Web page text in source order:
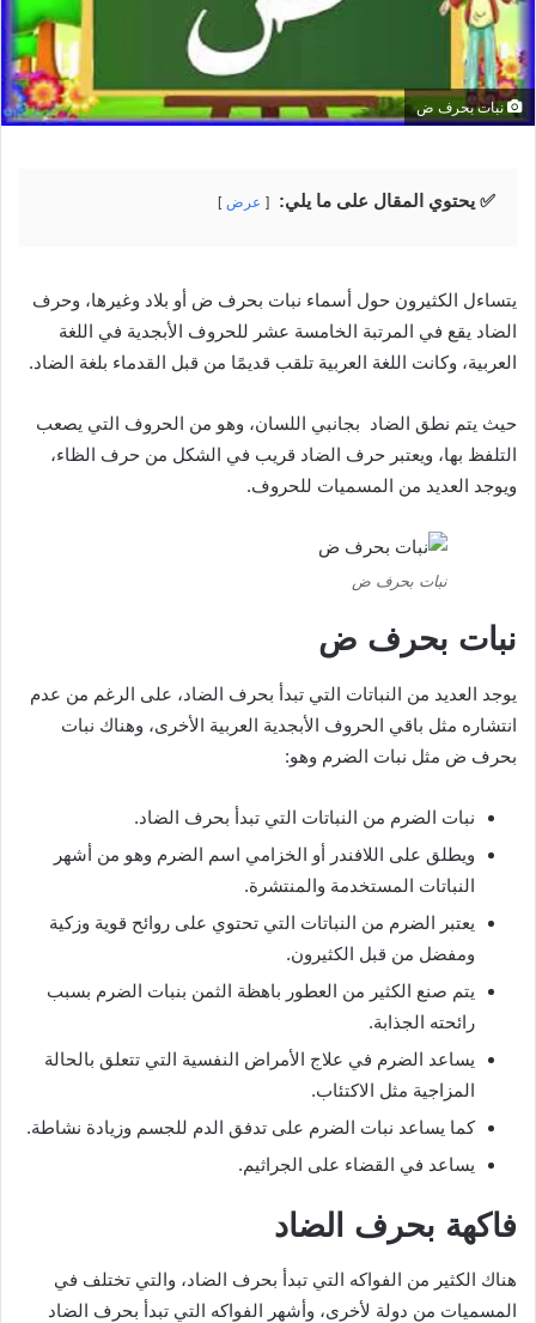
نبات بحرف ض
✅ يحتوي المقال على ما يلي: عرض
يتساءل الكثيرون حول أسماء نبات بحرف ض أو بلاد وغيرها، وحرف
الضاد يقع في المرتبة الخامسة عشر للحروف الأبجدية في اللغة
العربية، وكانت اللغة العربية تلقب قديمًا من قبل القدماء بلغة الضاد.
حيث يتم نطق الضاد بجانبي اللسان، وهو من الحروف التي يصعب
التلفظ بها، ويعتبر حرف الضاد قريب في الشكل من حرف الظاء،
ويوجد العديد من المسميات للحروف.
نبات بحرف ض
نبات بحرف ض
يوجد العديد من النباتات التي تبدأ بحرف الضاد، على الرغم من عدم
انتشاره مثل باقي الحروف الأبجدية العربية الأخرى، وهناك نبات
بحرف ض مثل نبات الضرم وهو:
نبات الضرم من النباتات التي تبدأ بحرف الضاد.
ويطلق على اللافندر أو الخزامي اسم الضرم وهو من أشهر
النباتات المستخدمة والمنتشرة.
يعتبر الضرم من النباتات التي تحتوي على روائح قوية وزكية
ومفضل من قبل الكثيرون.
يتم صنع الكثير من العطور باهظة الثمن بنبات الضرم بسبب
رائحته الجذابة.
يساعد الضرم في علاج الأمراض النفسية التي تتعلق بالحالة
المزاجية مثل الاكتئاب.
كما يساعد نبات الضرم على تدفق الدم للجسم وزيادة نشاطة.
يساعد في القضاء على الجراثيم.
فاكهة بحرف الضاد
هناك الكثير من الفواكه التي تبدأ بحرف الضاد، والتي تختلف في
المسميات من دولة لأخرى، وأشهر الفواكه التي تبدأ بحرف الضاد